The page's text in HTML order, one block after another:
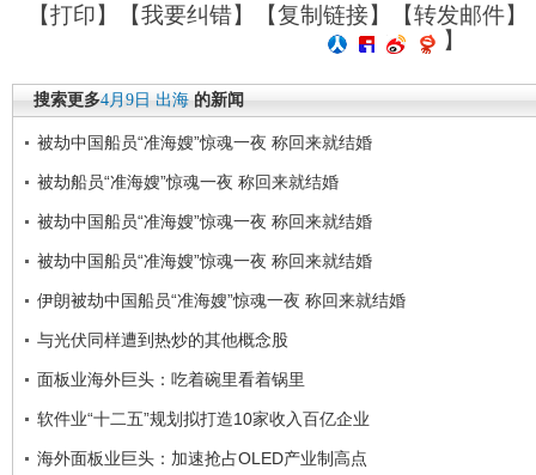
【打印】【我要纠错】【复制链接】【转发邮件】
】
搜索更多4月9日 出海 的新闻
被劫中国船员“准海嫂”惊魂一夜 称回来就结婚
被劫船员“准海嫂”惊魂一夜 称回来就结婚
被劫中国船员“准海嫂”惊魂一夜 称回来就结婚
被劫中国船员“准海嫂”惊魂一夜 称回来就结婚
伊朗被劫中国船员“准海嫂”惊魂一夜 称回来就结婚
与光伏同样遭到热炒的其他概念股
面板业海外巨头：吃着碗里看着锅里
软件业“十二五”规划拟打造10家收入百亿企业
海外面板业巨头：加速抢占OLED产业制高点